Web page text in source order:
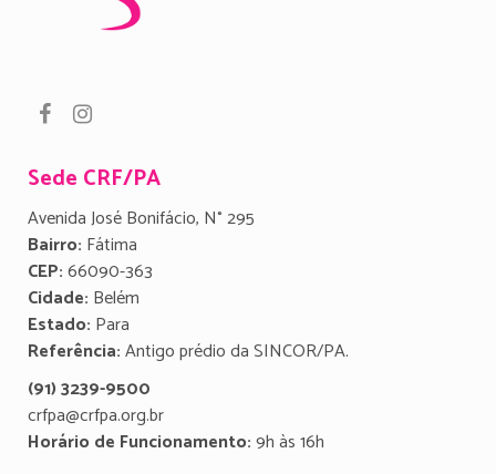
Sede CRF/PA
Avenida José Bonifácio, N° 295
Bairro: Fátima
CEP:66090-363
Cidade: Belém
Estado: Para
Referência:Antigo prédio da SINCOR/PA.
(91) 3239-9500
crfpa@crfpa.org.br
Horário de Funcionamento:9h às 16h